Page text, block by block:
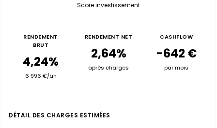
Score investissement
RENDEMENT
BRUT
4,24%
6 996 €/an
RENDEMENT NET
2,64%
après charges
CASHFLOW
-642 €
par mois
DÉTAIL DES CHARGES ESTIMÉES